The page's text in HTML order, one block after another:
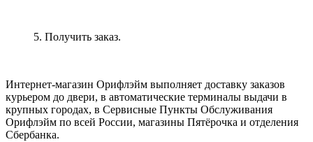
5. Получить заказ.
Интернет-магазин Орифлэйм выполняет доставку заказов
курьером до двери, в автоматические терминалы выдачи в
крупных городах, в Сервисные Пункты Обслуживания
Орифлэйм по всей России, магазины Пятёрочка и отделения
Сбербанка.